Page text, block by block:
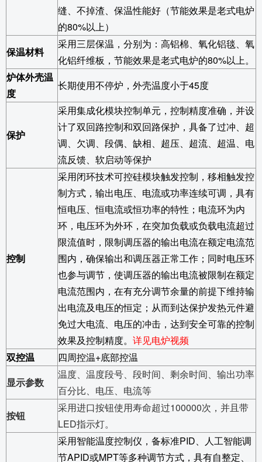
缝、不掉渣、保温性能好（节能效果是老式电炉
的80%以上）
保温材料
采用三层保温，分别为：高铝棉、氧化铝毯、氧
化铝纤维板，节能效果是老式电炉的80%以上。
炉体外壳温
度
长期使用不停炉，外壳温度小于45度
保护
采用集成化模块控制单元，控制精度准确，并设
计了双回路控制和双回路保护，具备了过冲、超
调、欠调、段偶、缺相、超压、超流、超温、电
流反馈、软启动等保护
控制
采用闭环技术可控硅模块触发控制，移相触发控
制方式，输出电压、电流或功率连续可调，具有
恒电压、恒电流或恒功率的特性；电流环为内
环，电压环为外环，在突加负载或负载电流超过
限流值时，限制调压器的输出电流在额定电流范
围内，确保输出和调压器正常工作；同时电压环
也参与调节，使调压器的输出电流被限制在额定
电流范围内，在有充分调节余量的前提下维持输
出电流及电压的恒定；从而到达保护发热元件避
免过大电流、电压的冲击，达到安全可靠的控制
效果及控制精度。 详见电炉视频
双控温
四周控温+底部控温
显示参数
温度、温度段号、段时间、剩余时间、输出功率
百分比、电压、电流等
按钮
采用进口按钮使用寿命超过100000次，并且带
LED指示灯。
采用智能温度控制仪，备标准PID、人工智能调
节APID或MPT等多种调节方式，具有自整定、